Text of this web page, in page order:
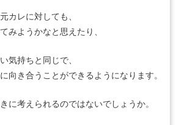
カレに対しても、
みようかなと思えたり、
気持ちと同じで、
向き合うことができるようになります。
に考えられるのではないでしょうか。